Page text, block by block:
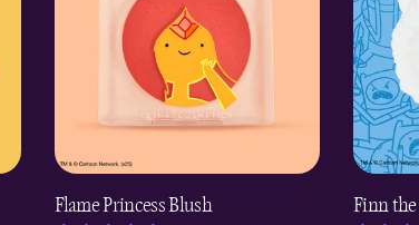
Flame Princess Blush Finn